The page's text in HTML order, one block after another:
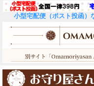
小型宅配便（ポスト投函）